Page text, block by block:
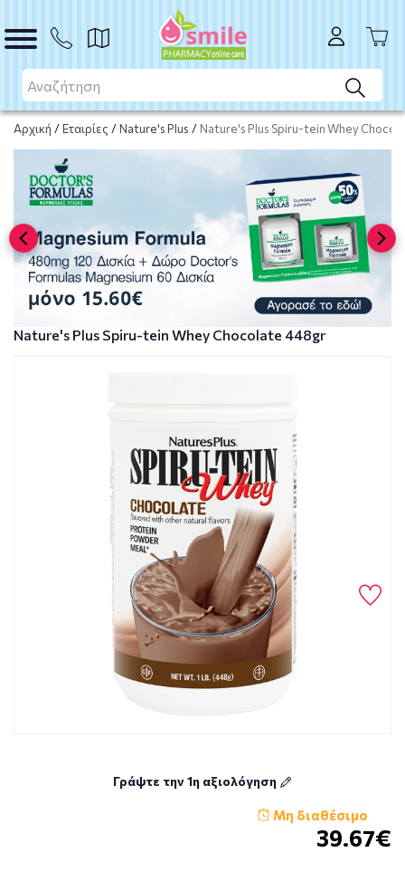
Αρχική /Εταιρίες /Nature's Plus / Nature's Plus Spiru-tein Whey
Το προϊόν εξαντλήθηκε
Μη διαθέσιμο
Nature's Plus Spiru-tein Whey Chocolate 448gr
Γράψτε την 1η αξιολόγηση
Μη διαθέσιμο
39.67€